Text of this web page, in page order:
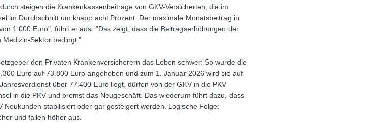
steigen die Krankenkassenbeiträge von GKV-Versicherten, die im
im Durchschnitt um knapp acht Prozent. Der maximale Monatsbeitrag in
1.000 Euro", führt er aus. "Das zeigt, dass die Beitragserhöhungen der
Medizin-Sektor bedingt."
den Privaten Krankenversicherern das Leben schwer: So wurde die
Euro auf 73.800 Euro angehoben und zum 1. Januar 2026 wird sie auf
über 77.400 Euro liegt, dürfen von der GKV in die PKV
in die PKV und bremst das Neugeschäft. Das wiederum führt dazu, dass
stabilisiert oder gar gesteigert werden. Logische Folge:
und fallen höher aus.